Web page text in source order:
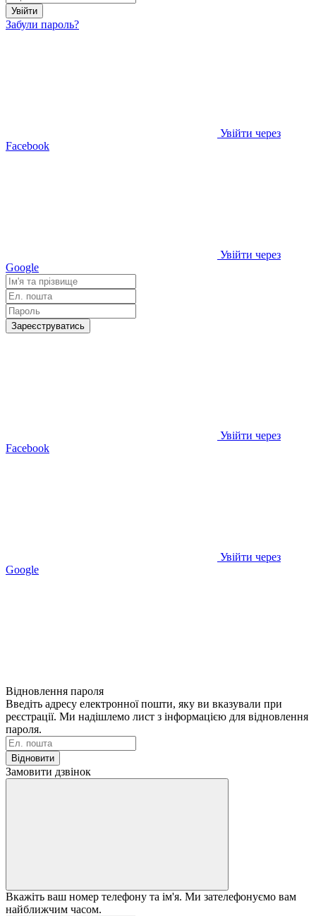
Увійти
Забули пароль?
Увійти через
Facebook
Увійти через
Google
Зареєструватись
Увійти через
Facebook
Увійти через
Google
Відновлення пароля
Введіть адресу електронної пошти, яку ви вказували при
реєстрації. Ми надішлемо лист з інформацією для відновлення
пароля.
Відновити
Замовити дзвінок
Вкажіть ваш номер телефону та ім'я. Ми зателефонуємо вам
найближчим часом.